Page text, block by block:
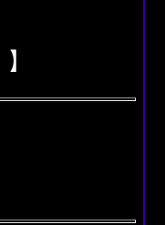
】